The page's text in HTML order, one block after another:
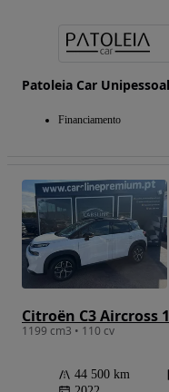
Patoleia Car
Financiamento
Citroën C3 Aircross
1199 cm3 • 110 cv
44 500 km